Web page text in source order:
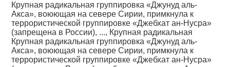
Крупная радикальная группировка «Джунуд аль-
Акса», воюющая на севере Сирии, примкнула к
террористической группировке «Джебхат ан-Нусра»
(запрещена в России), ..., Крупная радикальная
Крупная радикальная группировка «Джунуд аль-
Акса», воюющая на севере Сирии, примкнула к
террористической группировке «Джебхат ан-Нусра»